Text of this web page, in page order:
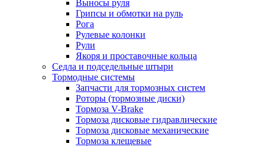
Выносы руля
Грипсы и обмотки на руль
Рога
Рулевые колонки
Рули
Якоря и проставочные кольца
Седла и подседельные штыри
Тормодные системы
Запчасти для тормозных систем
Роторы (тормозные диски)
Тормоза V-Brake
Тормоза дисковые гидравлические
Тормоза дисковые механические
Тормоза клещевые